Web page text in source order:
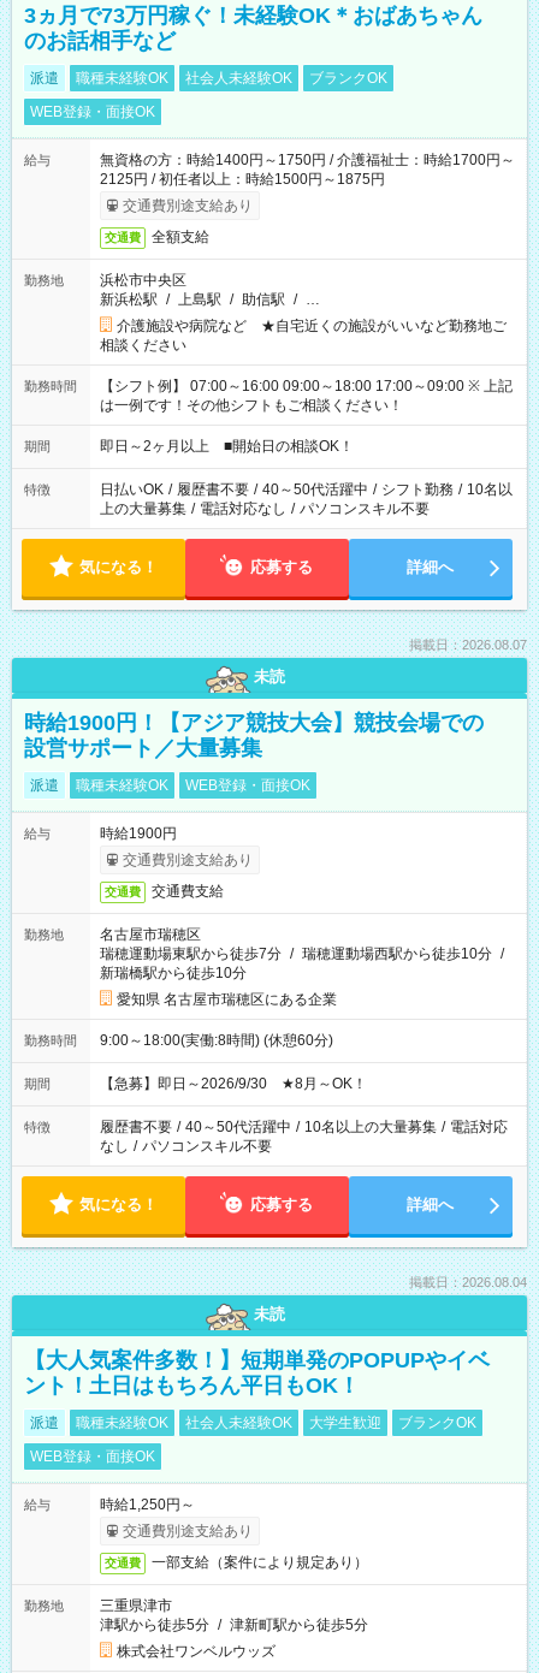
3ヵ月で73万円稼ぐ！未経験OK＊おばあちゃん
のお話相手など
派遣 職種未経験OK 社会人未経験OK
ブランクOK
WEB登録・面接OK
給与
無資格の方：時給1400円～1750円 / 介護福祉士：時給1700円～
2125円 / 初任者以上：時給1500円～1875円
交通費別途支給あり
交通費 全額支給
勤務地
浜松市中央区
新浜松駅 / 上島駅 / 助信駅 / …
介護施設や病院など ★自宅近くの施設がいいなど勤務地ご
相談ください
勤務時間
【シフト例】 07:00～16:00 09:00～18:00 17:00～09:00 ※ 上記
は一例です！その他シフトもご相談ください！
期間 即日～2ヶ月以上 ■開始日の相談OK！
特徴 日払いOK / 履歴書不要 / 40～50代活躍中 / シフト勤務 / 10名以
上の大量募集 / 電話対応なし / パソコンスキル不要
気になる！ 応募する 詳細へ
掲載日：2026.08.07
未読
時給1900円！【アジア競技大会】競技会場での
設営サポート／大量募集
派遣 職種未経験OK WEB登録・面接OK
給与
時給1900円
交通費別途支給あり
交通費 交通費支給
勤務地
名古屋市瑞穂区
瑞穂運動場東駅から徒歩7分 / 瑞穂運動場西駅から徒歩10分 /
新瑞橋駅から徒歩10分
愛知県 名古屋市瑞穂区にある企業
勤務時間 9:00～18:00(実働:8時間) (休憩60分)
期間 【急募】即日～2026/9/30 ★8月～OK！
特徴 履歴書不要 / 40～50代活躍中 / 10名以上の大量募集 / 電話対応
なし / パソコンスキル不要
気になる！ 応募する 詳細へ
掲載日：2026.08.04
未読
【大人気案件多数！】短期単発のPOPUPやイベ
ント！土日はもちろん平日もOK！
派遣 職種未経験OK 社会人未経験OK 大学生歓迎
ブランクOK
WEB登録・面接OK
給与
時給1,250円～
交通費別途支給あり
交通費 一部支給（案件により規定あり）
勤務地
三重県津市
津駅から徒歩5分 / 津新町駅から徒歩5分
株式会社ワンベルウッズ